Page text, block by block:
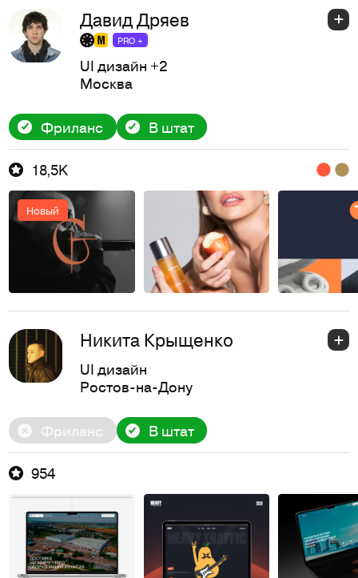
Давид Дряев
PRO +
UI дизайн +2
Москва
Фриланс В штат
18,5K
Новый
Никита Крыщенко
UI дизайн
Ростов-на-Дону
Фриланс В штат
954